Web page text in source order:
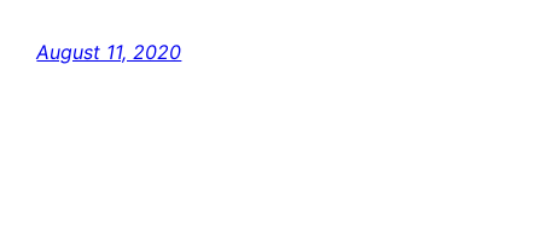
August 11, 2020